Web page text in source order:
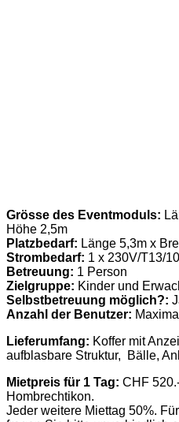
Grösse des Eventmoduls:
Höhe 2,5m
Platzbedarf: Länge 5,3m x
Strombedarf: 1 x 230V/T13/
Betreuung: 1 Person
Zielgruppe: Kinder und
Selbstbetreuung möglich?:
Anzahl der Benutzer:
Lieferumfang: Koffer mit
aufblasbare Struktur, Bälle,
Mietpreis für 1 Tag: CHF
Hombrechtikon.
Jeder weitere Miettag 50%.